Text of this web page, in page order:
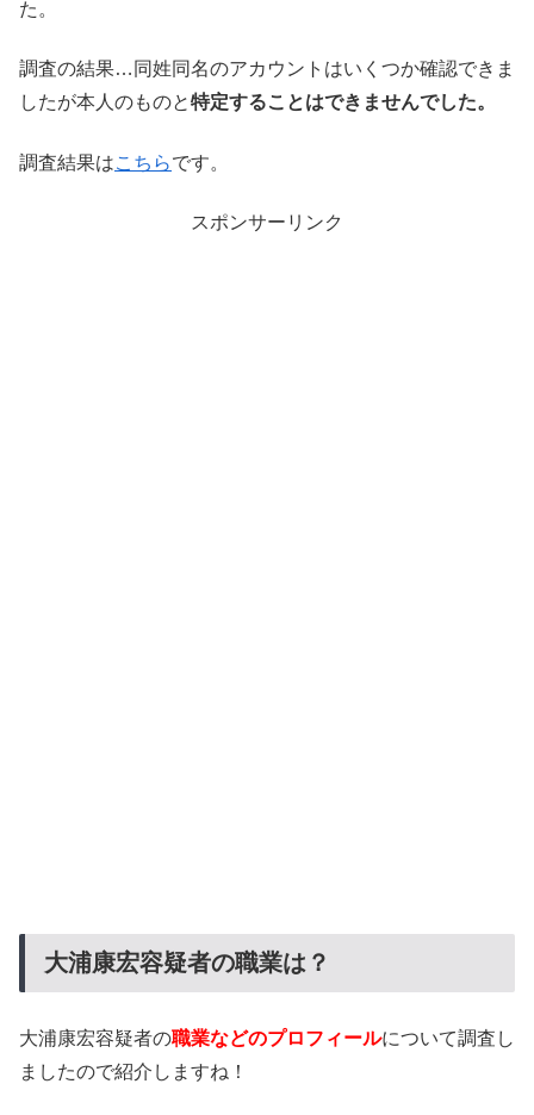
た。
調査の結果…同姓同名のアカウントはいくつか確認できま
したが本人のものと特定することはできませんでした。
調査結果はこちらです。
スポンサーリンク
大浦康宏容疑者の職業は？
大浦康宏容疑者の職業などのプロフィールについて調査し
ましたので紹介しますね！